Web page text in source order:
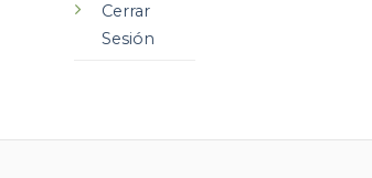
Cerrar
Sesión